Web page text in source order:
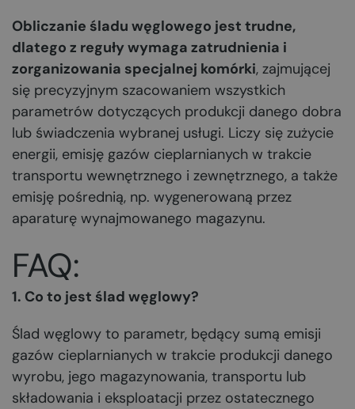
Obliczanie śladu węglowego jest trudne,
dlatego z reguły wymaga zatrudnienia i
zorganizowania specjalnej komórki, zajmującej
się precyzyjnym szacowaniem wszystkich
parametrów dotyczących produkcji danego dobra
lub świadczenia wybranej usługi. Liczy się zużycie
energii, emisję gazów cieplarnianych w trakcie
transportu wewnętrznego i zewnętrznego, a także
emisję pośrednią, np. wygenerowaną przez
aparaturę wynajmowanego magazynu.
FAQ:
1. Co to jest ślad węglowy?
Ślad węglowy to parametr, będący sumą emisji
gazów cieplarnianych w trakcie produkcji danego
wyrobu, jego magazynowania, transportu lub
składowania i eksploatacji przez ostatecznego